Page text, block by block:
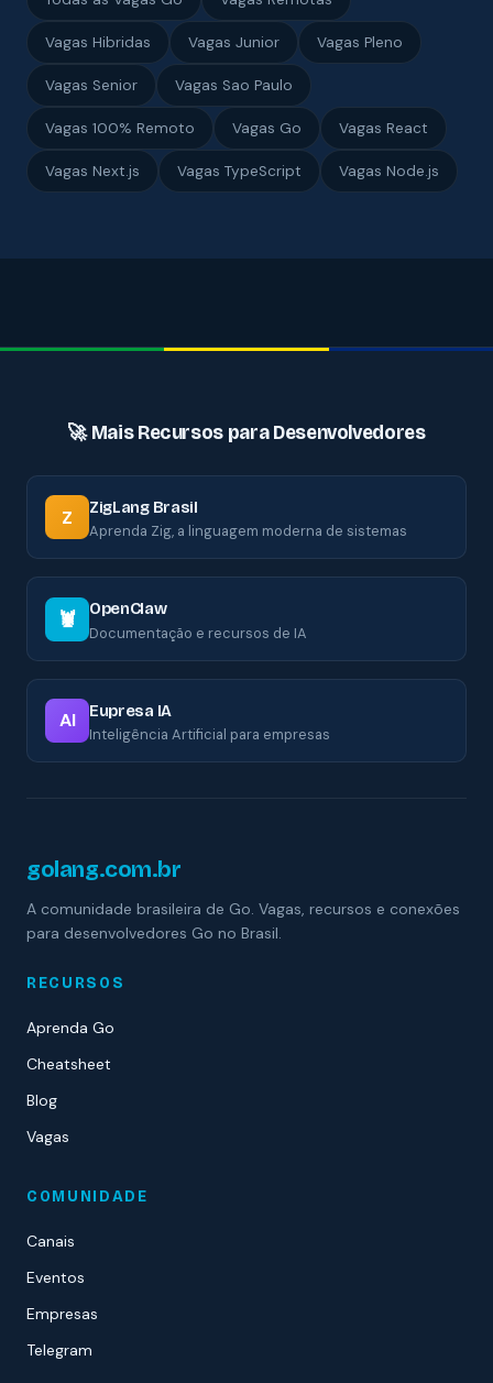
Vagas Hibridas Vagas Junior Vagas Pleno
Vagas Senior Vagas Sao Paulo
Vagas 100% Remoto Vagas Go Vagas React
Vagas Next.js Vagas TypeScript Vagas Node.js
🚀 Mais Recursos para Desenvolvedores
Z ZigLang Brasil
Aprenda Zig, a linguagem moderna de sistemas
🦞 OpenClaw
Documentação e recursos de IA
AI Eupresa IA
Inteligência Artificial para empresas
golang.com.br
A comunidade brasileira de Go. Vagas, recursos e conexões
para desenvolvedores Go no Brasil.
RECURSOS
Aprenda Go
Cheatsheet
Blog
Vagas
COMUNIDADE
Canais
Eventos
Empresas
Telegram